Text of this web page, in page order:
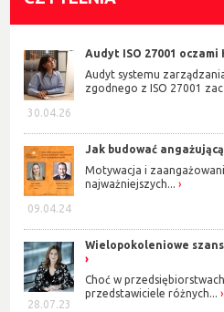
30.04.26
Audyt ISO 27001 oczami
Audyt systemu
zgodnego z ISO 27001
09.04.24
Jak budować
Motywacja i
najważniejszych...
28.07.23
Wielopokoleniowe
Choć w
przedstawiciele różnych...